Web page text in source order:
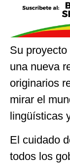
Su proyecto
una nueva
originarios
mirar el
lingüísticas
El cuidado
todos los